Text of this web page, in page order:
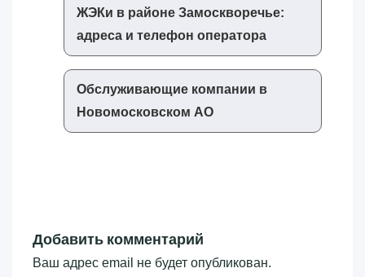
ЖЭКи в районе Замоскворечье:
адреса и телефон оператора
Обслуживающие компании в
Новомосковском АО
Добавить комментарий
Ваш адрес email не будет опубликован.